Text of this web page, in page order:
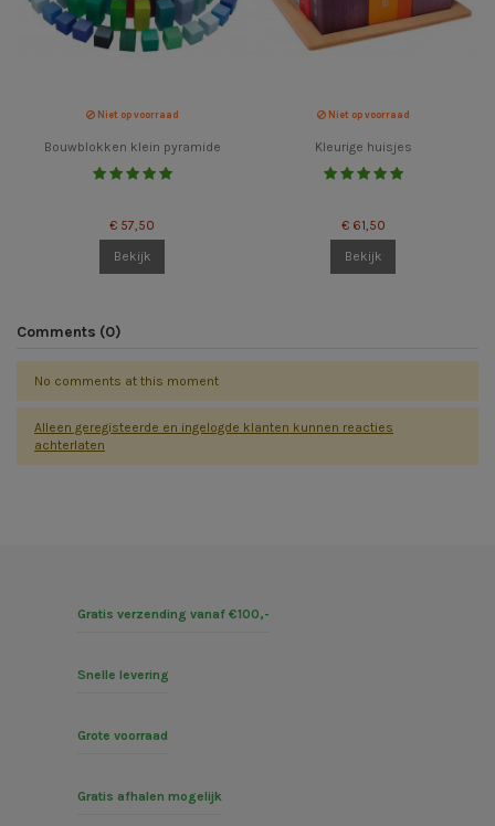
Niet op voorraad
Bouwblokken klein pyramide
€ 57,50
Bekijk
Niet op voorraad
Kleurige huisjes
€ 61,50
Bekijk
Comments (0)
No comments at this moment
Alleen geregisteerde en ingelogde klanten kunnen reacties
achterlaten
Gratis verzending vanaf €100,-
Snelle levering
Grote voorraad
Gratis afhalen mogelijk